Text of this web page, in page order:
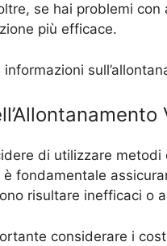
se hai problemi
più efficace.
informazioni
di utilizzare
fondamentale
risultare inefficaci o
considerare i